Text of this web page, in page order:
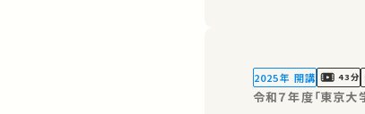
2025年 開講 43分
令和７年度「東京大